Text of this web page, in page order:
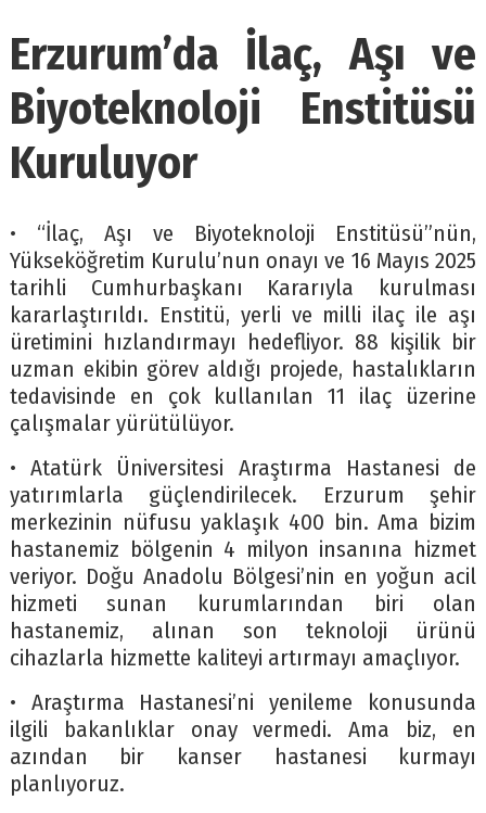
Erzurum’da İlaç, Aşı ve
Biyoteknoloji Enstitüsü
Kuruluyor
• “İlaç, Aşı ve Biyoteknoloji Enstitüsü”nün,
Yükseköğretim Kurulu’nun onayı ve 16 Mayıs 2025
tarihli Cumhurbaşkanı Kararıyla kurulması
kararlaştırıldı. Enstitü, yerli ve milli ilaç ile aşı
üretimini hızlandırmayı hedefliyor. 88 kişilik bir
uzman ekibin görev aldığı projede, hastalıkların
tedavisinde en çok kullanılan 11 ilaç üzerine
çalışmalar yürütülüyor.
• Atatürk Üniversitesi Araştırma Hastanesi de
yatırımlarla güçlendirilecek. Erzurum şehir
merkezinin nüfusu yaklaşık 400 bin. Ama bizim
hastanemiz bölgenin 4 milyon insanına hizmet
veriyor. Doğu Anadolu Bölgesi’nin en yoğun acil
hizmeti sunan kurumlarından biri olan
hastanemiz, alınan son teknoloji ürünü
cihazlarla hizmette kaliteyi artırmayı amaçlıyor.
• Araştırma Hastanesi’ni yenileme konusunda
ilgili bakanlıklar onay vermedi. Ama biz, en
azından bir kanser hastanesi kurmayı
planlıyoruz.